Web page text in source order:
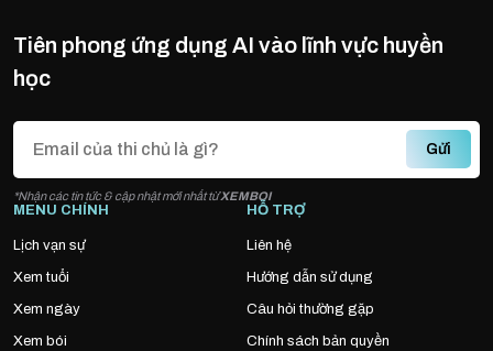
Tiên phong ứng dụng AI vào lĩnh vực huyền
học
Gửi
*Nhận các tin tức & cập nhật mới nhất từXEMBOI
MENU CHÍNH
Lịch vạn sự
Xem tuổi
Xem ngày
Xem bói
HỖ TRỢ
Liên hệ
Hướng dẫn sử dụng
Câu hỏi thường gặp
Chính sách bản quyền